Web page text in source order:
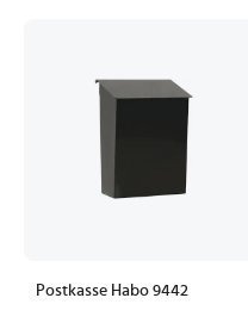
Postkasse Habo 9442